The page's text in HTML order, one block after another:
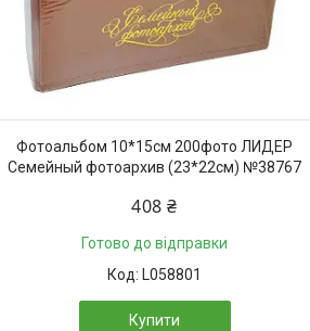
Фотоальбом 10*15см 200фото ЛИДЕР
Семейный фотоархив (23*22см) №38767
408 ₴
Готово до відправки
L058801
Купити